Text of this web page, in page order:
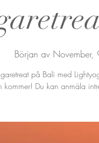
Början av November,
på Bali med
kommer! Du kan anmäla